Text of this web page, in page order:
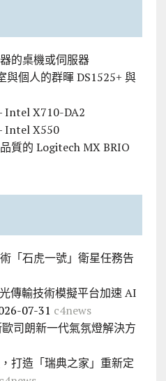
的桌機或伺服器
與個人的群暉 DS1525+ 與
Intel X710-DA2
Intel X550
質的 Logitech MX BRIO
「石虎一號」衛星任務告
傳輸技術模擬平台加速 AI
07-31 c4news
司朗新一代氣氛燈解決方
打造「瑞典之家」重新定